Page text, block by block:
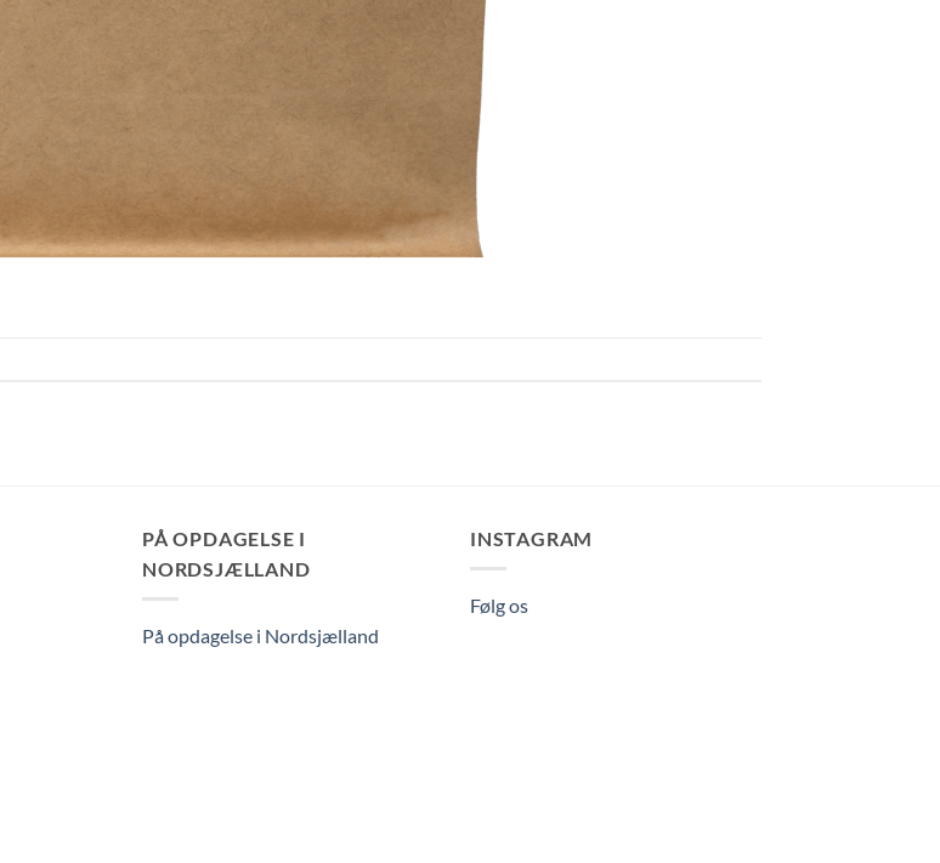
PÅ OPDAGELSE I
NORDSJÆLLAND
På opdagelse i Nordsjælland
INSTAGRAM
Følg os